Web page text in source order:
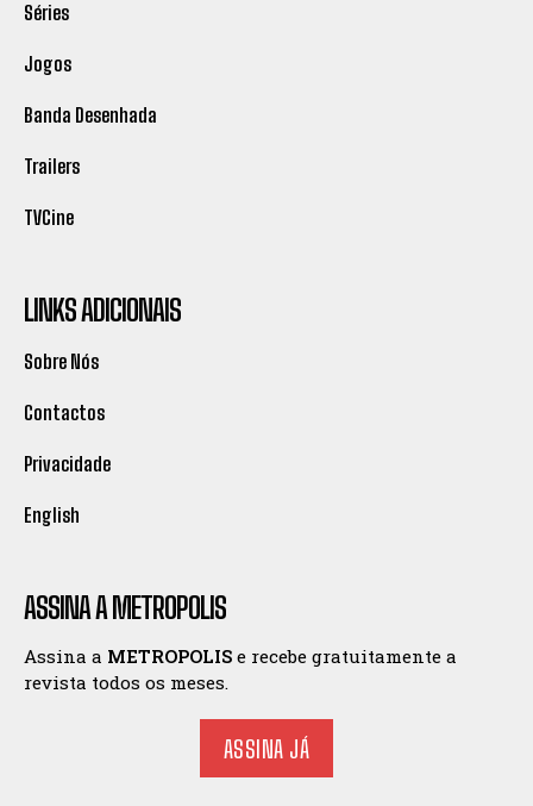
Séries
Jogos
Banda Desenhada
Trailers
TVCine
LINKS ADICIONAIS
Sobre Nós
Contactos
Privacidade
English
ASSINA A METROPOLIS
Assina a METROPOLIS e recebe gratuitamente a
revista todos os meses.
ASSINA JÁ